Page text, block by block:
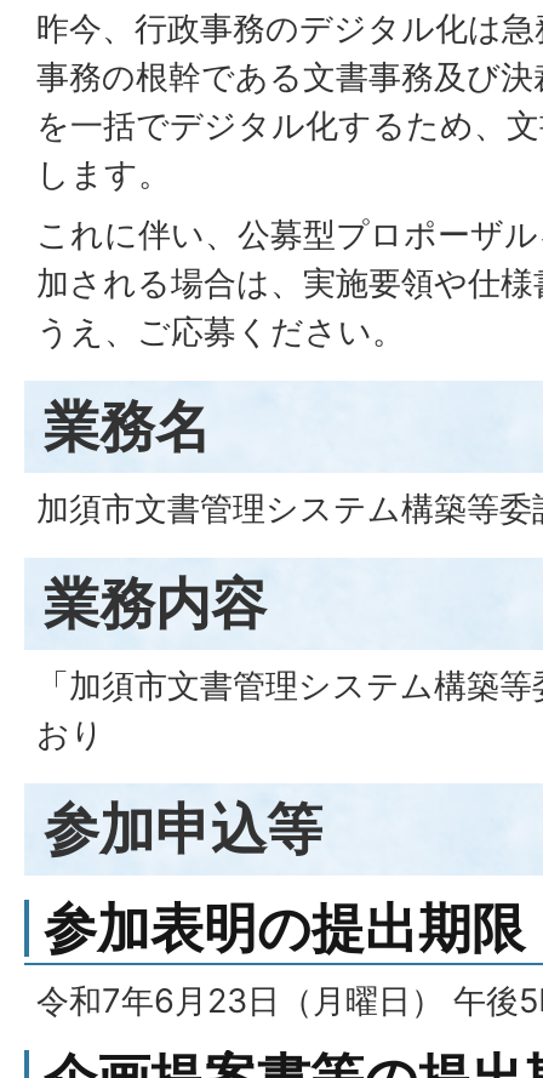
昨今、行政事務のデジタル化は
事務の根幹である文書事務及び
を一括でデジタル化するため、
します。
これに伴い、公募型プロポーザ
加される場合は、実施要領や仕
うえ、ご応募ください。
業務名
加須市文書管理システム構築等委
業務内容
「加須市文書管理システム構築
おり
参加申込等
参加表明の提出期限
令和7年6月23日（月曜日） 午後